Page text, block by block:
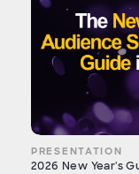
PRESENTATION
2026 New Year's